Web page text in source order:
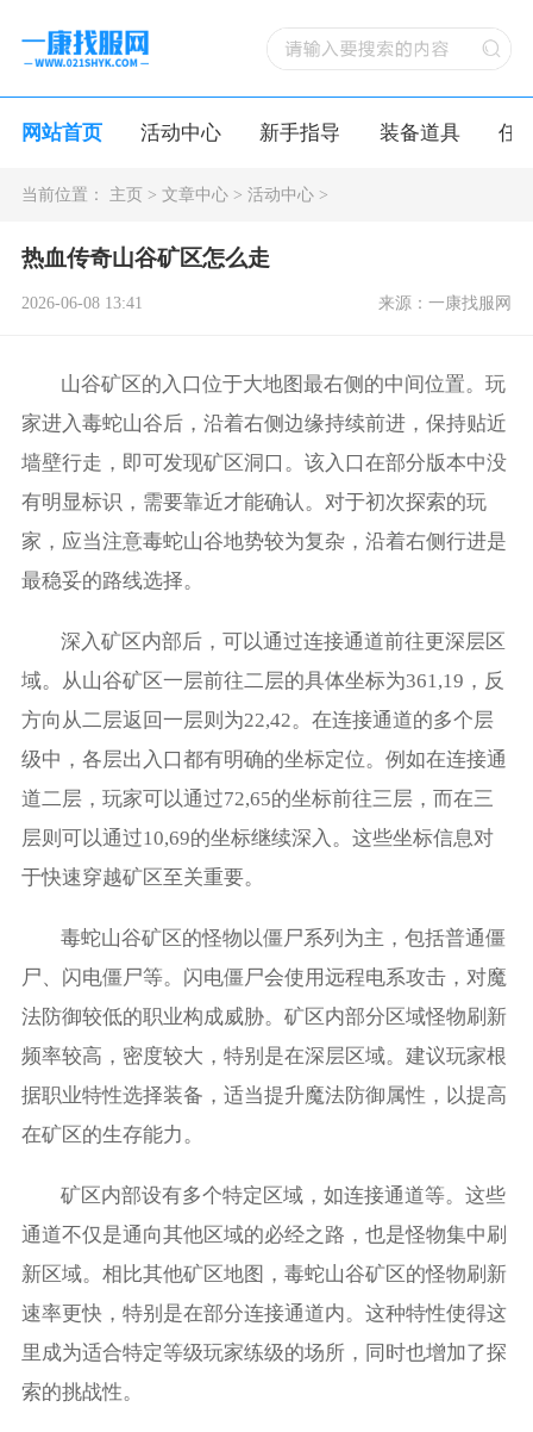
网站首页 活动中心 新手指导 装备道具 任
当前位置： 主页> 文章中心> 活动中心>
热血传奇山谷矿区怎么走
2026-06-08 13:41 来源：一康找服网
山谷矿区的入口位于大地图最右侧的中间位置。玩
家进入毒蛇山谷后，沿着右侧边缘持续前进，保持贴近
墙壁行走，即可发现矿区洞口。该入口在部分版本中没
有明显标识，需要靠近才能确认。对于初次探索的玩
家，应当注意毒蛇山谷地势较为复杂，沿着右侧行进是
最稳妥的路线选择。
深入矿区内部后，可以通过连接通道前往更深层区
域。从山谷矿区一层前往二层的具体坐标为361,19，反
方向从二层返回一层则为22,42。在连接通道的多个层
级中，各层出入口都有明确的坐标定位。例如在连接通
道二层，玩家可以通过72,65的坐标前往三层，而在三
层则可以通过10,69的坐标继续深入。这些坐标信息对
于快速穿越矿区至关重要。
毒蛇山谷矿区的怪物以僵尸系列为主，包括普通僵
尸、闪电僵尸等。闪电僵尸会使用远程电系攻击，对魔
法防御较低的职业构成威胁。矿区内部分区域怪物刷新
频率较高，密度较大，特别是在深层区域。建议玩家根
据职业特性选择装备，适当提升魔法防御属性，以提高
在矿区的生存能力。
矿区内部设有多个特定区域，如连接通道等。这些
通道不仅是通向其他区域的必经之路，也是怪物集中刷
新区域。相比其他矿区地图，毒蛇山谷矿区的怪物刷新
速率更快，特别是在部分连接通道内。这种特性使得这
里成为适合特定等级玩家练级的场所，同时也增加了探
索的挑战性。